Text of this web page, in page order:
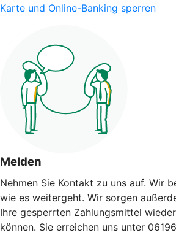
Karte und Online-Banking sperren
Melden
Nehmen Sie Kontakt zu uns auf. Wir
wie es weitergeht. Wir sorgen
Ihre gesperrten Zahlungsmittel
können. Sie erreichen uns unter